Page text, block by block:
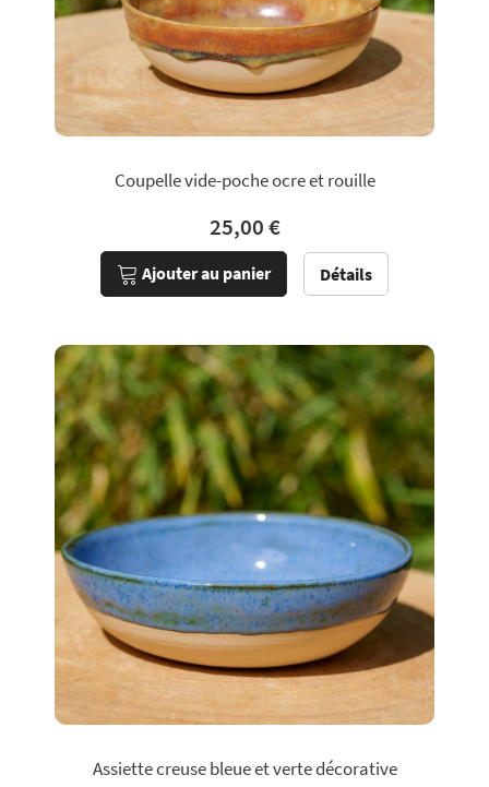
Coupelle vide-poche ocre et rouille
25,00 €
Ajouter au panier Détails
Assiette creuse bleue et verte décorative